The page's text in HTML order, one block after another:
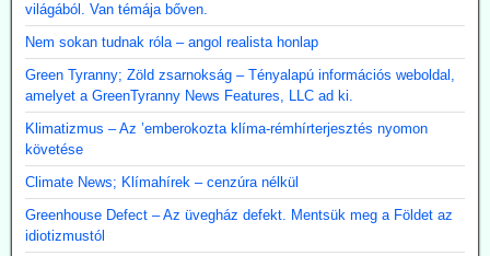
világából. Van témája bőven.
Nem sokan tudnak róla – angol realista honlap
Green Tyranny; Zöld zsarnokság – Tényalapú információs weboldal,
amelyet a GreenTyranny News Features, LLC ad ki.
Klimatizmus – Az ’emberokozta klíma-rémhírterjesztés nyomon
követése
Climate News; Klímahírek – cenzúra nélkül
Greenhouse Defect – Az üvegház defekt. Mentsük meg a Földet az
idiotizmustól